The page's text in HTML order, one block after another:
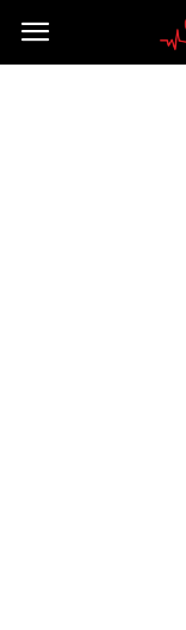
Czasnaterapie.pl